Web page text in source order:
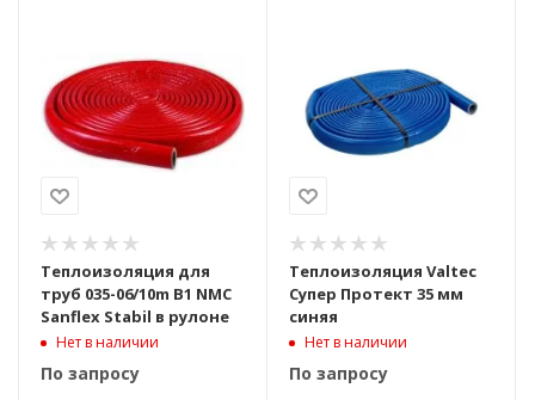
Теплоизоляция для
труб 035-06/10m B1 NMC
Sanflex Stabil в рулоне
Нет в наличии
По запросу
Теплоизоляция Valtec
Супер Протект 35 мм
синяя
Нет в наличии
По запросу